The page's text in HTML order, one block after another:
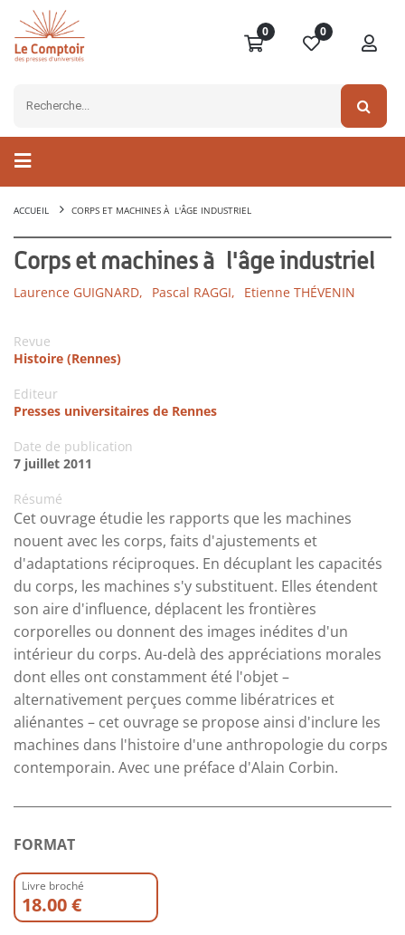
0 0
ACCUEIL CORPS ET MACHINES À L'ÂGE INDUSTRIEL
Corps et machines à l'âge industriel
Laurence GUIGNARD, Pascal RAGGI, Etienne THÉVENIN
Revue
Histoire (Rennes)
Editeur
Presses universitaires de Rennes
Date de publication
7 juillet 2011
Résumé
Cet ouvrage étudie les rapports que les machines
nouent avec les corps, faits d'ajustements et
d'adaptations réciproques. En décuplant les capacités
du corps, les machines s'y substituent. Elles étendent
son aire d'influence, déplacent les frontières
corporelles ou donnent des images inédites d'un
intérieur du corps. Au-delà des appréciations morales
dont elles ont constamment été l'objet –
alternativement perçues comme libératrices et
aliénantes – cet ouvrage se propose ainsi d'inclure les
machines dans l'histoire d'une anthropologie du corps
contemporain. Avec une préface d'Alain Corbin.
FORMAT
Livre broché
18.00 €